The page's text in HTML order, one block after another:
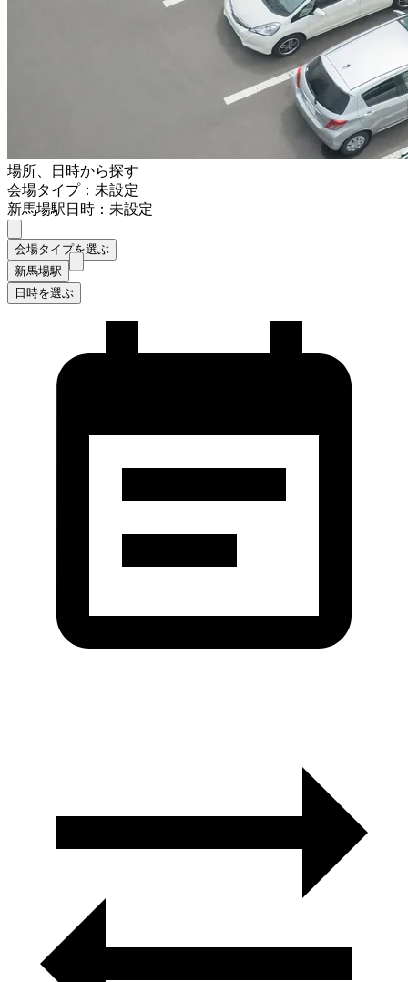
場所、日時から探す
会場タイプ：未設定
新馬場駅日時：未設定
会場タイプを選ぶ
新馬場駅
日時を選ぶ